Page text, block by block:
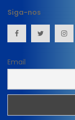
Siga-nos
Email